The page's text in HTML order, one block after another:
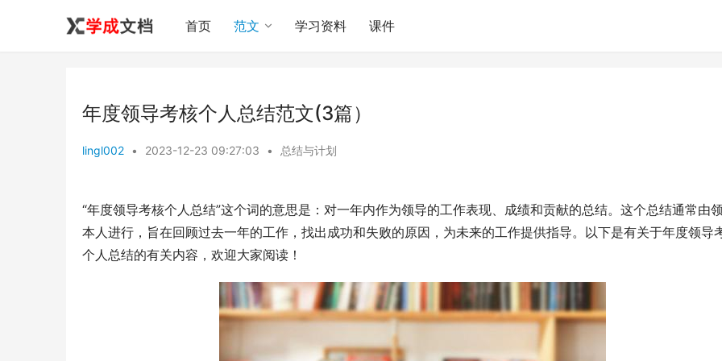
首页 范文 学习资料 课件
年度领导考核个人总结范文(3篇）
lingl002 • 2023-12-23 09:27:03 • 总结与计划
“年度领导考核个人总结”这个词的意思是：对一年内作为领导的工作表现、成绩和贡献的总结。这个总结通常由
本人进行，旨在回顾过去一年的工作，找出成功和失败的原因，为未来的工作提供指导。以下是有关于年度领导
个人总结的有关内容，欢迎大家阅读！